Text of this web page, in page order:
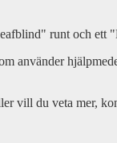
använder
vill du veta mer,